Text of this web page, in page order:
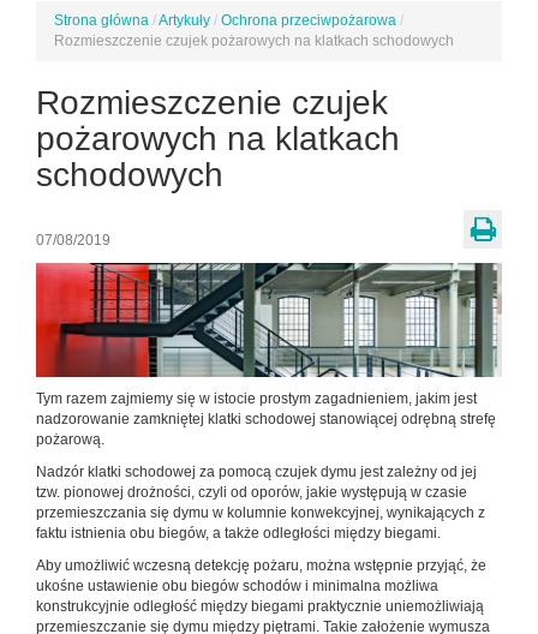
Jesteś
tutaj
Strona główna /Artykuły / Ochrona przeciwpożarowa /
Rozmieszczenie czujek pożarowych na klatkach schodowych
Rozmieszczenie czujek
pożarowych na klatkach
schodowych
07/08/2019
Tym razem zajmiemy się w istocie prostym zagadnieniem, jakim jest
nadzorowanie zamkniętej klatki schodowej stanowiącej odrębną strefę
pożarową.
Nadzór klatki schodowej za pomocą czujek dymu jest zależny od jej
tzw. pionowej drożności, czyli od oporów, jakie występują w czasie
przemieszczania się dymu w kolumnie konwekcyjnej, wynikających z
faktu istnienia obu biegów, a także odległości między biegami.
Aby umożliwić wczesną detekcję pożaru, można wstępnie przyjąć, że
ukośne ustawienie obu biegów schodów i minimalna możliwa
konstrukcyjnie odległość między biegami praktycznie uniemożliwiają
przemieszczanie się dymu między piętrami. Takie założenie wymusza